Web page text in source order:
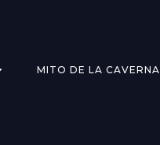
MITO DE LA CAVERNA